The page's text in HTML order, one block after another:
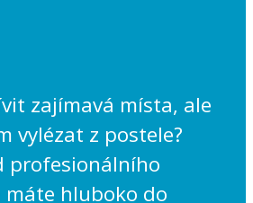
zajímavá místa, ale
vylézat z postele?
profesionálního
máte hluboko do